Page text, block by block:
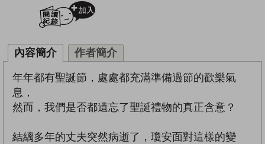
內容簡介 作者簡介
年年都有聖誕節，處處都充滿準備過節的歡樂氣
息，
然而，我們是否都遺忘了聖誕禮物的真正含意？
結縭多年的丈夫突然病逝了，瓊安面對這樣的變